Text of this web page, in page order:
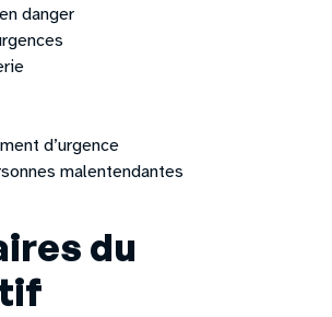
danger
d’urgence
malentendantes
du